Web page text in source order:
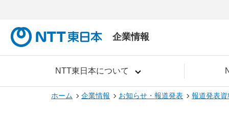
企業情報
NTT東日本について
ホーム 企業情報 お知らせ・報道発表 報道発表資